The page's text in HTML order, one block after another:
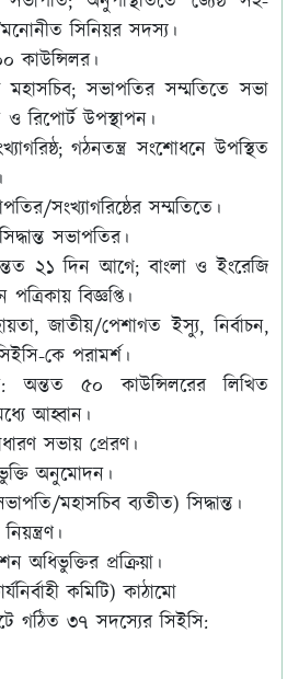
সিনিয়র সদস্য।
কাউন্সিলর।
মহাসচিব; সভাপতির সম্মতিতে সভা
রিপোর্ট উপস্থাপন।
গঠনতন্ত্র সংশোধনে উপস্থিত
সংখ্যাগরিষ্ঠের সম্মতিতে।
সভাপতির।
২১ দিন আগে; বাংলা ও ইংরেজি
বিজ্ঞপ্তি।
জাতীয়/পেশাগত ইস্যু, নির্বাচন,
কে পরামর্শ।
৫০ কাউন্সিলরের লিখিত
আহ্বান।
সভায় প্রেরণ।
অনুমোদন।
মহাসচিব ব্যতীত) সিদ্ধান্ত।
প্রক্রিয়া।
কমিটি) কাঠামো
গঠিত ৩৭ সদস্যের সিইসি: